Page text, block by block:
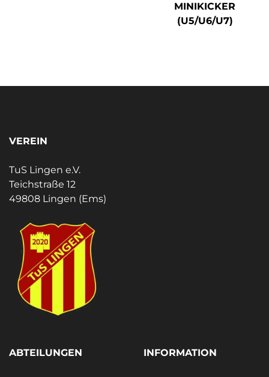
MINIKICKER
(U5/U6/U7)
VEREIN
TuS Lingen e.V.
Teichstraße 12
49808 Lingen (Ems)
ABTEILUNGEN INFORMATION